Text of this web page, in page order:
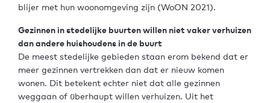
blijer met hun woonomgeving zijn (WoON 2021).
Gezinnen in stedelijke buurten willen niet vaker verhuizen
dan andere huishoudens in de buurt
De meest stedelijke gebieden staan erom bekend dat er
meer gezinnen vertrekken dan dat er nieuw komen
wonen. Dit betekent echter niet dat alle gezinnen
weggaan of überhaupt willen verhuizen. Uit het